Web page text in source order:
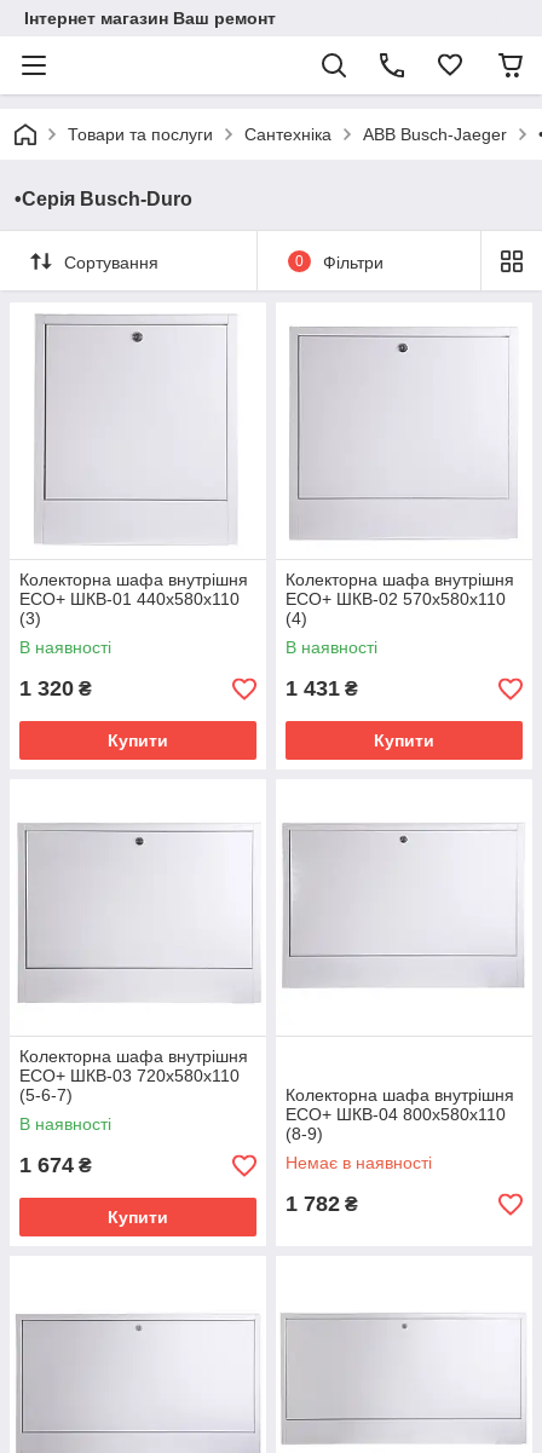
Інтернет магазин Ваш ремонт
Товари та послуги Сантехніка ABB Busch-Jaeger
•Серія Busch-Duro
Сортування 0 Фільтри
Колекторна шафа внутрішня
ЕСО+ ШКВ-01 440x580x110
(3)
В наявності
1 320 ₴
Купити
Колекторна шафа внутрішня
ЕСО+ ШКВ-02 570x580x110
(4)
В наявності
1 431 ₴
Купити
Колекторна шафа внутрішня
ЕСО+ ШКВ-03 720x580x110
(5-6-7)
В наявності
1 674 ₴
Купити
Колекторна шафа внутрішня
ЕСО+ ШКВ-04 800x580x110
(8-9)
Немає в наявності
1 782 ₴